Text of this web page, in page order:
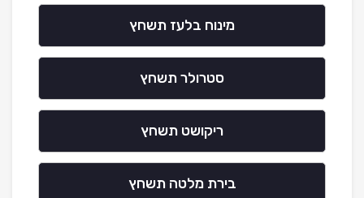
מינוח בלעז תשחץ
סטרולר תשחץ
ריקושט תשחץ
בירת מלטה תשחץ